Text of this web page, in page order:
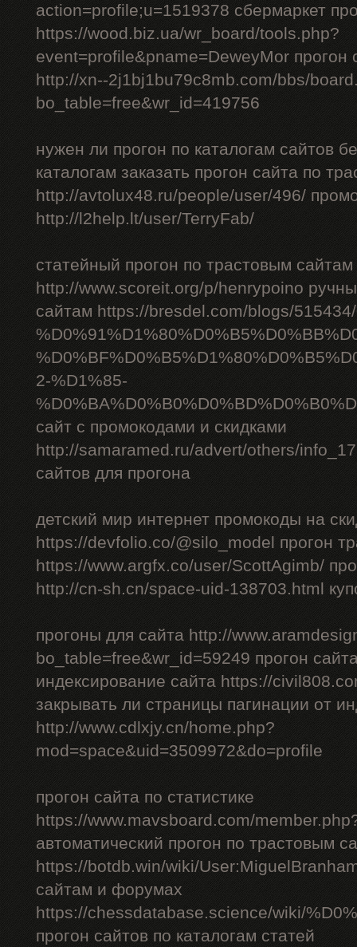
action=profile;u=1519378 сбермаркет
https://wood.biz.ua/wr_board/tools.php?
event=profile&pname=DeweyMor
http://xn--2j1bj1bu79c8mb.com/bbs/
bo_table=free&wr_id=419756
нужен ли прогон по каталогам сайтов
каталогам заказать прогон сайта по
http://avtolux48.ru/people/user/496/
http://l2help.lt/user/TerryFab/
статейный прогон по трастовым сайтам
http://www.scoreit.org/p/henrypoino
сайтам https://bresdel.com/blogs/
2-%D1%85-
сайт с промокодами и скидками
http://samaramed.ru/advert/others/
сайтов для прогона
детский мир интернет промокоды на
https://devfolio.co/@silo_model прогон
https://www.argfx.co/user/ScottAgimb/
http://cn-sh.cn/space-uid-138703.html
прогоны для сайта http://
bo_table=free&wr_id=59249 прогон
индексирование сайта https://
закрывать ли страницы пагинации от
http://www.cdlxjy.cn/home.php?
mod=space&uid=3509972&do=profile
прогон сайта по статистике
https://www.mavsboard.com/
автоматический прогон по трастовым
https://botdb.win/wiki/
сайтам и форумах
https://chessdatabase.science/wiki/
прогон сайтов по каталогам статей